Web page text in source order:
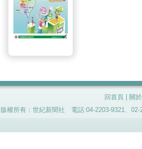
回首頁 關
版權所有：世紀新聞社 電話:04-2203-9321、